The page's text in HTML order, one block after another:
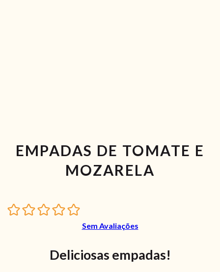
EMPADAS DE TOMATE E
MOZARELA
Sem Avaliações
Deliciosas empadas!